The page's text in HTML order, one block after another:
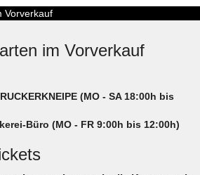
Vorverkauf
im Vorverkauf
(MO - SA 18:00h bis
Büro (MO - FR 9:00h bis 12:00h)